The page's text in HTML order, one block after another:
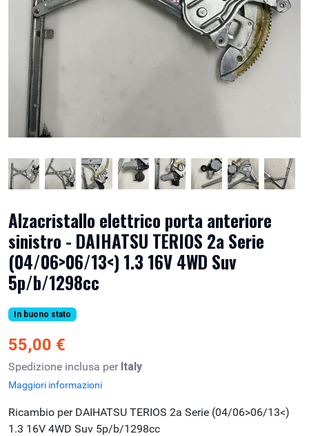
Alzacristallo elettrico porta anteriore
sinistro - DAIHATSU TERIOS 2a Serie
(04/06>06/13<) 1.3 16V 4WD Suv
5p/b/1298cc
In buono stato
55,00 €
Spedizione inclusa per Italy
Maggiori informazioni
Ricambio per DAIHATSU TERIOS 2a Serie (04/06>06/13<)
1.3 16V 4WD Suv 5p/b/1298cc